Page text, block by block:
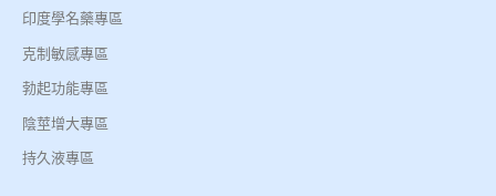
印度學名藥專區
克制敏感專區
勃起功能專區
陰莖增大專區
持久液專區